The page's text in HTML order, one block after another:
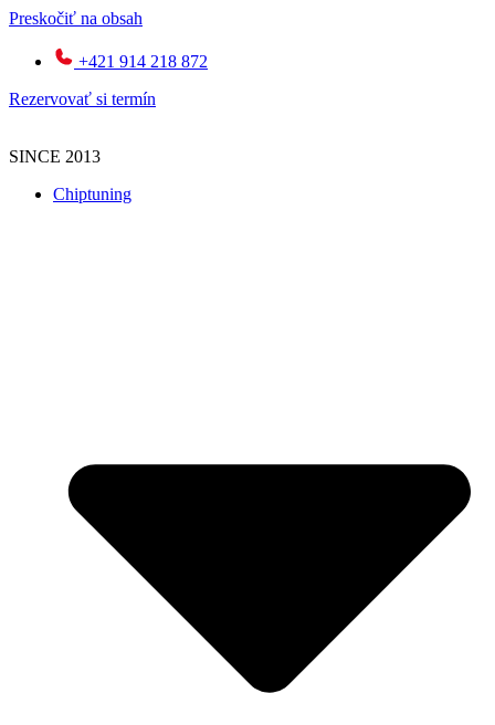
Preskočiť na obsah
+421 914 218 872
Rezervovať si termín
SINCE 2013
Chiptuning